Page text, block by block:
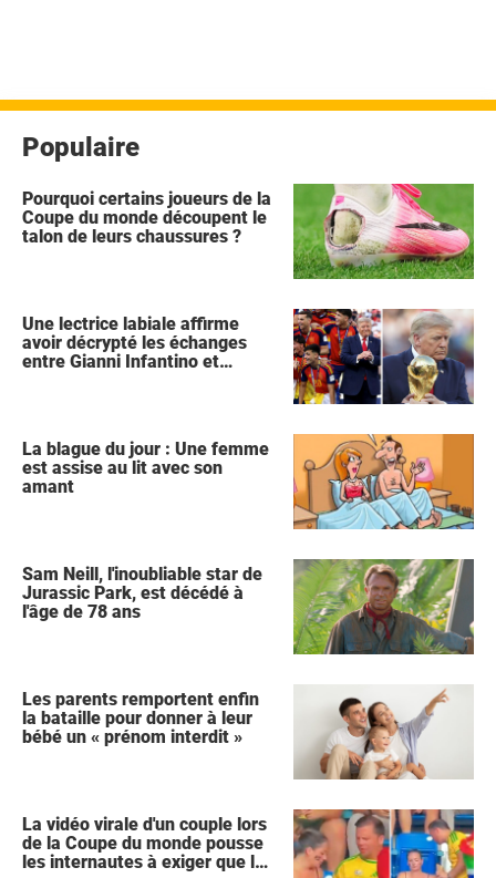
Populaire
Pourquoi certains joueurs de la
Coupe du monde découpent le
talon de leurs chaussures ?
Une lectrice labiale affirme
avoir décrypté les échanges
entre Gianni Infantino et
La blague du jour : Une femme
est assise au lit avec son
amant
Sam Neill, l'inoubliable star de
Jurassic Park, est décédé à
l'âge de 78 ans
Les parents remportent enfin
la bataille pour donner à leur
bébé un « prénom interdit »
La vidéo virale d'un couple lors
de la Coupe du monde pousse
les internautes à exiger que la